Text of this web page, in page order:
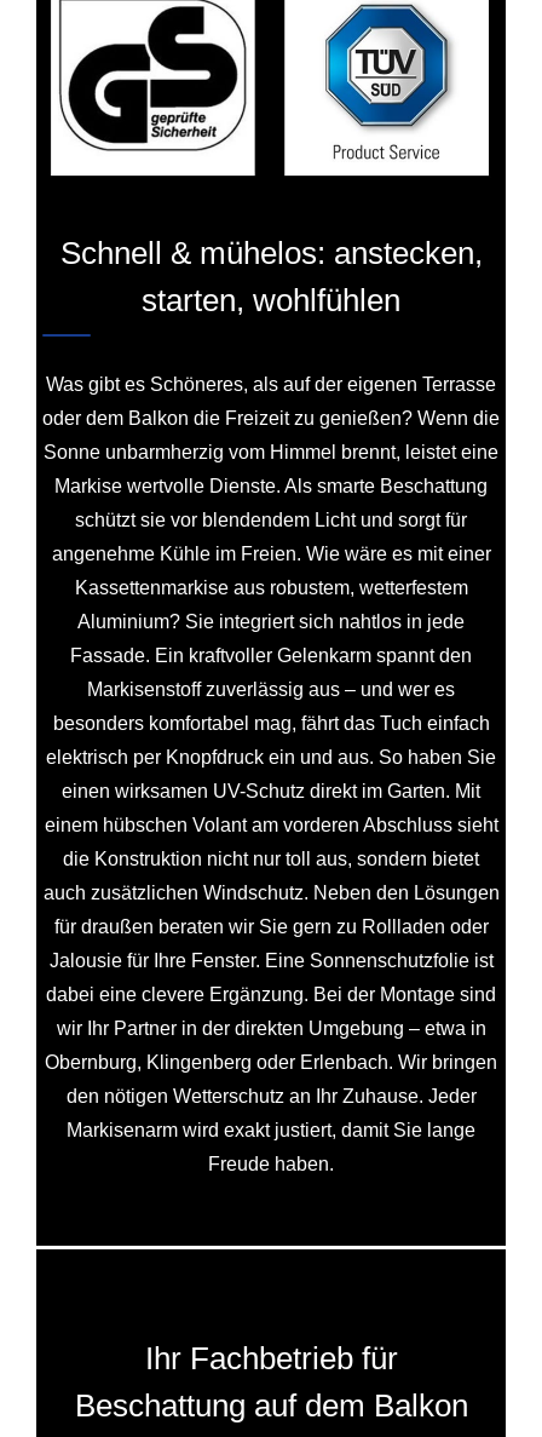
Schnell & mühelos: anstecken,
starten, wohlfühlen
Was gibt es Schöneres, als auf der eigenen Terrasse
oder dem Balkon die Freizeit zu genießen? Wenn die
Sonne unbarmherzig vom Himmel brennt, leistet eine
Markise wertvolle Dienste. Als smarte Beschattung
schützt sie vor blendendem Licht und sorgt für
angenehme Kühle im Freien. Wie wäre es mit einer
Kassettenmarkise aus robustem, wetterfestem
Aluminium? Sie integriert sich nahtlos in jede
Fassade. Ein kraftvoller Gelenkarm spannt den
Markisenstoff zuverlässig aus – und wer es
besonders komfortabel mag, fährt das Tuch einfach
elektrisch per Knopfdruck ein und aus. So haben Sie
einen wirksamen UV-Schutz direkt im Garten. Mit
einem hübschen Volant am vorderen Abschluss sieht
die Konstruktion nicht nur toll aus, sondern bietet
auch zusätzlichen Windschutz. Neben den Lösungen
für draußen beraten wir Sie gern zu Rollladen oder
Jalousie für Ihre Fenster. Eine Sonnenschutzfolie ist
dabei eine clevere Ergänzung. Bei der Montage sind
wir Ihr Partner in der direkten Umgebung – etwa in
Obernburg, Klingenberg oder Erlenbach. Wir bringen
den nötigen Wetterschutz an Ihr Zuhause. Jeder
Markisenarm wird exakt justiert, damit Sie lange
Freude haben.
Ihr Fachbetrieb für
Beschattung auf dem Balkon